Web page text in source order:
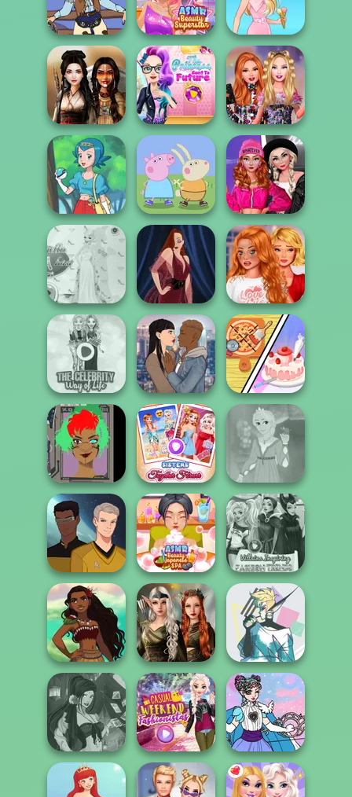
Fairy Tale High
Identity Revea...
Treatment
Cowgirl
ASMR Beauty
Superstar
Barbie
Battle Maidens
The Princess
Sent To The
Futur...
Bestie Birthday
Surprise
Pokegirl
Peppa Pig
Character
Creator
Fashion Wars
Monochrome Vs
Rai...
Princess Gala
Host
Pin-up Jessica
Bestie To The
Rescue Breakup
P...
The Celebrity Way
Of Life
All The Single
Ladies
Dolly's
Restaurant
Organising
Cyber Character
Creator
Sisters Together
Forever
Rapunzel
Fashion
Trekkie Meiker
M/M
ASMR Beauty
Japanese Spa
Villains Inspiring
Fashion Tre...
Polynesian
Princess Moana
Elven Kingdom
Forest Of
Wonder...
Hunter:
Nonbinary
Demon